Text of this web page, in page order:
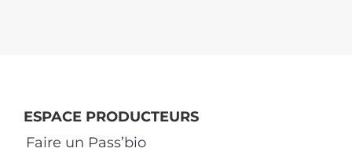
ESPACE PRODUCTEURS
Faire un Pass’bio